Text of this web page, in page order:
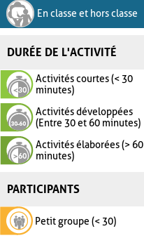
En classe et hors classe
DURÉE DE L'ACTIVITÉ
Activités courtes (< 30
minutes)
Activités développées
(Entre 30 et 60 minutes)
Activités élaborées (> 60
minutes)
PARTICIPANTS
Petit groupe (< 30)